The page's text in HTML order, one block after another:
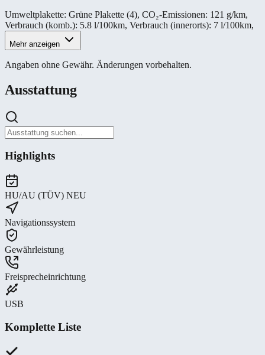
Umweltplakette: Grüne Plakette (4), CO₂-Emissionen: 121 g/km,
Verbrauch (komb.): 5.8 l/100km, Verbrauch (innerorts): 7 l/100km,
Mehr anzeigen
Angaben ohne Gewähr. Änderungen vorbehalten.
Ausstattung
Highlights
HU/AU (TÜV) NEU
Navigationssystem
Gewährleistung
Freisprecheinrichtung
USB
Komplette Liste